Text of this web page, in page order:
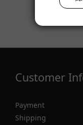
Customer
Payment
Shipping